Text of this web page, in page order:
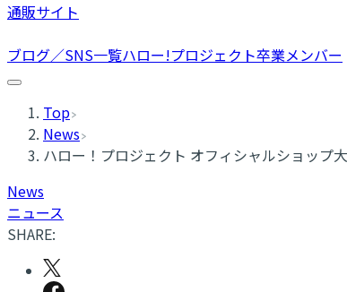
通販サイト
ブログ／SNS一覧ハロー!プロジェクト卒業メンバー
Top
News
ハロー！プロジェクト オフィシャルショップ
News
ニュース
SHARE: